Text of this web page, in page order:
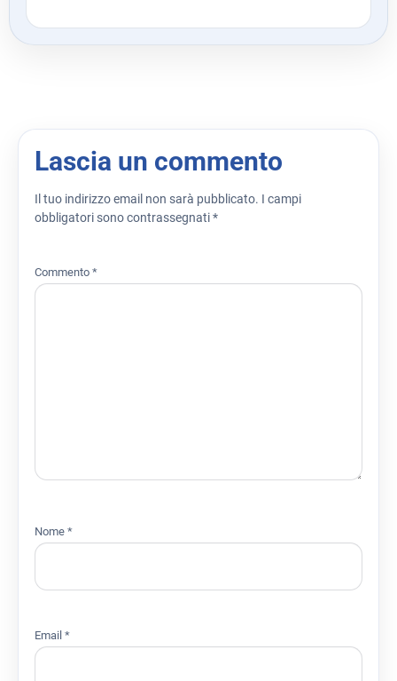
Lascia un commento
Il tuo indirizzo email non sarà pubblicato. I campi
obbligatori sono contrassegnati*
Commento *
Nome *
Email *